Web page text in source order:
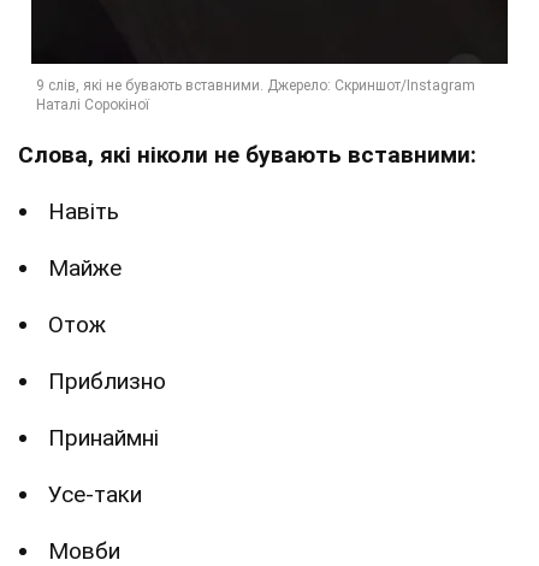
Слова, які ніколи не бувають вставними:
Навіть
Майже
Отож
Приблизно
Принаймні
Усе-таки
Мовби